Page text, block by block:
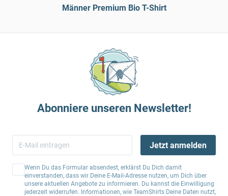
Männer Premium Bio T-Shirt
Abonniere unseren Newsletter!
Jetzt anmelden
Wenn Du das Formular absendest, erklärst Du Dich damit
einverstanden, dass wir Deine E-Mail-Adresse nutzen, um Dich über
unsere aktuellen Angebote zu informieren. Du kannst die Einwilligung
jederzeit widerrufen. Informationen, wie TeamShirts Deine Daten nutzt,